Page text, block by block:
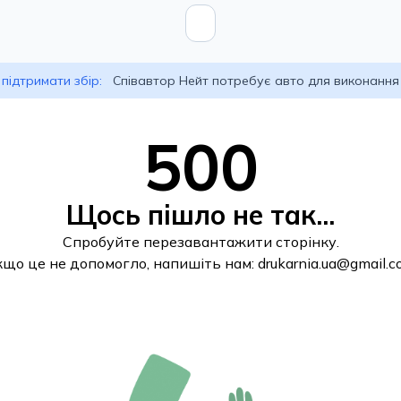
збір: Співавтор Нейт потребує авто для
500
Щось пішло не так...
Спробуйте перезавантажити сторінку.
це не допомогло, напишіть нам: